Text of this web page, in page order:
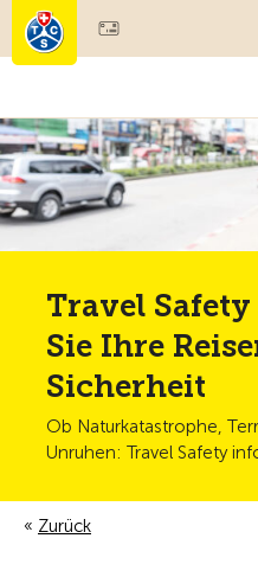
Mitgliedschaft & Leistungen
Test, Sicherheit & Gesundheit
Travel
Sie Ihre
Sicherheit
Ob Naturkatastrophe,
Unruhen: Travel Safety
Zurück